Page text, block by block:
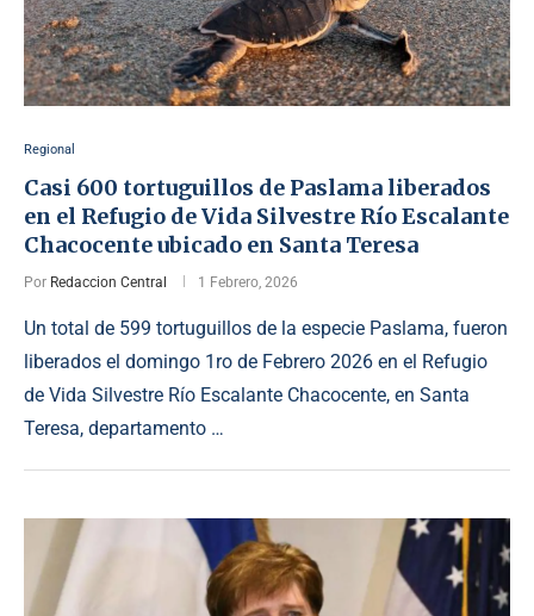
Regional
Casi 600 tortuguillos de Paslama liberados
en el Refugio de Vida Silvestre Río Escalante
Chacocente ubicado en Santa Teresa
Por Redaccion Central 1 Febrero, 2026
Un total de 599 tortuguillos de la especie Paslama, fueron
liberados el domingo 1ro de Febrero 2026 en el Refugio
de Vida Silvestre Río Escalante Chacocente, en Santa
Teresa, departamento …